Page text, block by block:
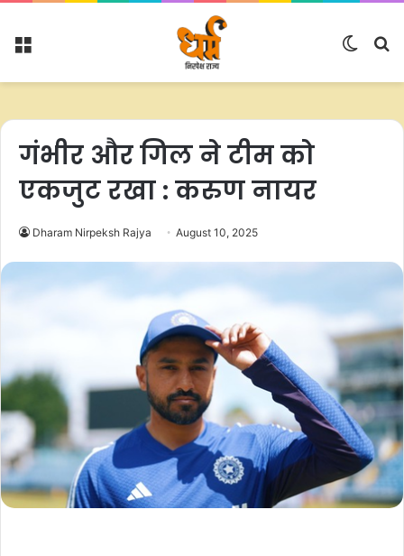
Menu
Switch
गंभीर और गिल ने टीम को
एकजुट रखा : करुण नायर
Dharam Nirpeksh Rajya August 10, 2025